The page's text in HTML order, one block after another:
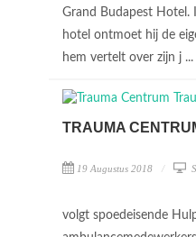
Grand Budapest Hotel.
hotel ontmoet hij de
hem vertelt over zijn j ...
TRAUMA
19 Augustus 2018
volgt spoedeisende